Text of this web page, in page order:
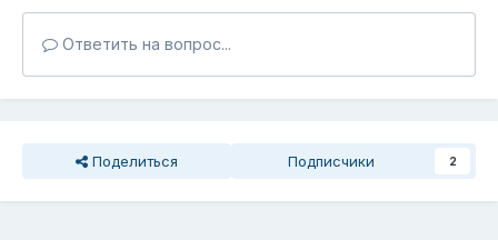
Ответить на вопрос...
Поделиться Подписчики 2